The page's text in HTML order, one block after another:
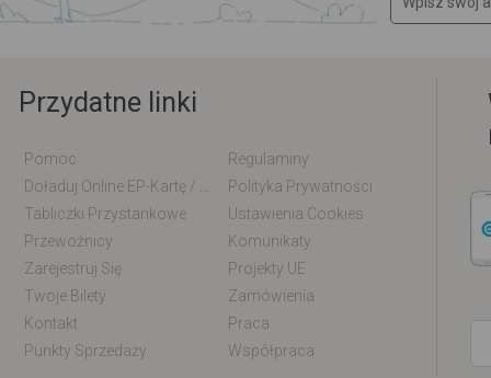
Przydatne linki
Pomoc
Regulaminy
Polityka Prywatności
Tabliczki Przystankowe
Ustawienia Cookies
Przewoźnicy
Komunikaty
Zarejestruj Się
Projekty UE
Twoje Bilety
Zamówienia
Kontakt
Praca
Punkty Sprzedaży
Współpraca